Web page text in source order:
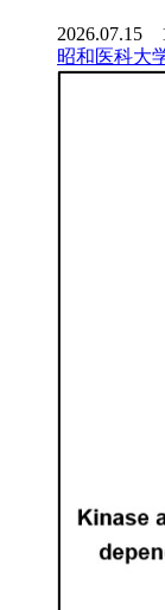
2026.07.15
昭和医科大